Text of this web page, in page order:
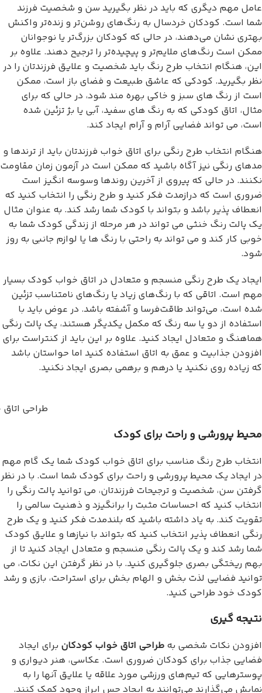
عامل مهم دیگری که باید در نظر بگیرید سن و شخصیت فرزند
شما است. کودکان خردسال به رنگ‌های روشن‌تر و زنده‌تر واکنش
بهتری نشان می‌دهند، در حالی که کودکان بزرگ‌تر یا نوجوانان
ممکن است رنگ‌های ملایم‌تر و پیچیده‌تر را ترجیح دهند. علاوه بر
این، هنگام انتخاب طرح رنگ باید شخصیت و علایق فرزندتان را در
نظر بگیرید. کودکی که عاشق طبیعت و فضای باز است، ممکن
است از رنگ های سبز و خاکی بهره مند شود، در حالی که برای
مثال، اتاق کودکی که به رنگ های سفید، آبی یا بژ تزئین شده
است، می تواند فضایی آرام و آرام ایجاد کند.
هنگام انتخاب طرح رنگی برای اتاق خواب فرزندتان باید از ترندها و
مدهای رنگی نیز آگاه باشید که ممکن است در آزمون زمان مقاومت
نکنند. در حالی که پیروی از آخرین روندها وسوسه انگیز است
ضروری است که درازمدت فکر کنید و طرح رنگی را انتخاب کنید که
انعطاف پذیر باشد و بتواند با کودک شما رشد کند. به عنوان مثال
یک پالت رنگ خنثی می تواند در هر مرحله از زندگی کودک شما به
خوبی کار کند و می تواند به راحتی با رنگ ها یا لوازم جانبی به روز
شود.
ایجاد یک طرح رنگی منسجم و متعادل در اتاق خواب کودک بسیار
مهم است. اتاقی که با رنگ‌های زیاد یا رنگ‌های نامتناسب تزئین
شده است، می‌تواند طاقت‌فرسا و آشفته باشد. در عوض باید با
استفاده از دو یا سه رنگ که مکمل یکدیگر هستند، یک پالت رنگی
هماهنگ و متعادل ایجاد کنید. علاوه بر این باید از کنتراست برای
افزودن جذابیت و عمق به اتاق استفاده کنید اما حواستان باشد
که زیاده روی نکنید یا درهم و برهمی بصری ایجاد نکنید.
طراحی
محیط پرورشی و راحت برای کودک
انتخاب طرح رنگ مناسب برای اتاق خواب کودک شما یک گام مهم
در ایجاد یک محیط پرورشی و راحت برای کودک شما است. با در نظر
گرفتن سن، شخصیت و ترجیحات فرزندتان، می توانید پالت رنگی را
انتخاب کنید که احساسات مثبت را برانگیزد و ذهنیت سالمی را
تقویت کند. به یاد داشته باشید که بلندمدت فکر کنید و یک طرح
رنگی انعطاف پذیر انتخاب کنید که بتواند با نیازها و علایق کودک
شما رشد کند و یک پالت رنگی منسجم و متعادل ایجاد کنید تا از
بهم ریختگی بصری جلوگیری کنید. با در نظر گرفتن این نکات، می
توانید فضایی لذت بخش و الهام بخش برای استراحت، بازی و رشد
کودک خود طراحی کنید.
نتیجه گیری
افزودن نکات شخصی به طراحی اتاق خواب کودکان برای ایجاد
فضایی جذاب برای کودکان ضروری است. عکاسی، هنر دیواری و
پوسترهایی که تیم‌های ورزشی مورد علاقه یا علایق آنها را به
نمایش می‌گذارند می‌توانند به ایجاد حس ابراز وجود کمک کنند.